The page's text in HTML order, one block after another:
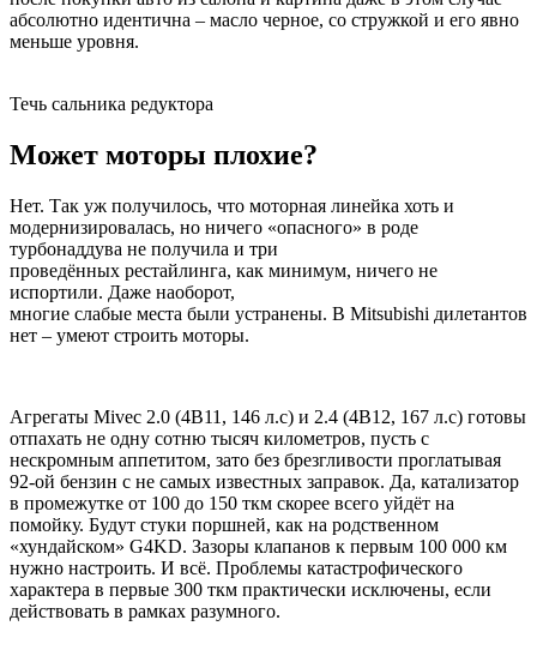
абсолютно идентична – масло черное, со стружкой и его явно
меньше уровня.
Течь сальника редуктора
Может моторы плохие?
Нет. Так уж получилось, что моторная линейка хоть и
модернизировалась, но ничего «опасного» в роде
турбонаддува не получила и три
проведённых рестайлинга, как минимум, ничего не
испортили. Даже наоборот,
многие слабые места были устранены. В Mitsubishi дилетантов
нет – умеют строить моторы.
Агрегаты Mivec 2.0 (4B11, 146 л.с) и 2.4 (4B12, 167 л.с) готовы
отпахать не одну сотню тысяч километров, пусть с
нескромным аппетитом, зато без брезгливости проглатывая
92-ой бензин с не самых известных заправок. Да, катализатор
в промежутке от 100 до 150 ткм скорее всего уйдёт на
помойку. Будут стуки поршней, как на родственном
«хундайском» G4KD. Зазоры клапанов к первым 100 000 км
нужно настроить. И всё. Проблемы катастрофического
характера в первые 300 ткм практически исключены, если
действовать в рамках разумного.